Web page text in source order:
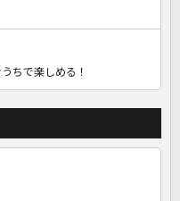
ちで楽しめる！